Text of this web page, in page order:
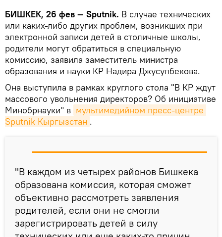
БИШКЕК, 26 фев — Sputnik. В случае технических
или каких-либо других проблем, возникших при
электронной записи детей в столичные школы,
родители могут обратиться в специальную
комиссию, заявила заместитель министра
образования и науки КР Надира Джусупбекова.
Она выступила в рамках круглого стола "В КР ждут
массового увольнения директоров? Об инициативе
Минобрнауки" в мультимедийном пресс-центре
Sputnik Кыргызстан .
"В каждом из четырех районов Бишкека
образована комиссия, которая сможет
объективно рассмотреть заявления
родителей, если они не смогли
зарегистрировать детей в силу